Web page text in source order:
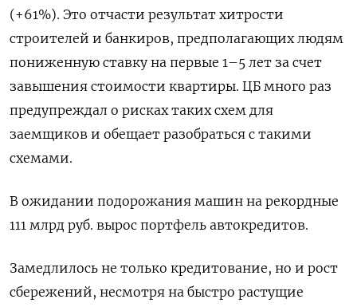
(+61%). Это отчасти результат хитрости
строителей и банкиров, предполагающих людям
пониженную ставку на первые 1–5 лет за счет
завышения стоимости квартиры. ЦБ много раз
предупреждал о рисках таких схем для
заемщиков и обещает разобраться с такими
схемами.
В ожидании подорожания машин на рекордные
111 млрд руб. вырос портфель автокредитов.
Замедлилось не только кредитование, но и рост
сбережений, несмотря на быстро растущие